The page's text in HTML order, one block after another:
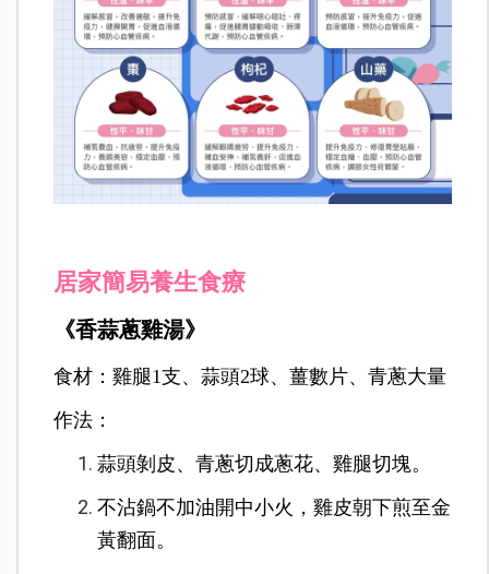
居家簡易養生食療
《香蒜蔥雞湯》
食材：雞腿1支、蒜頭2球、薑數片、青蔥大量
作法：
蒜頭剝皮、青蔥切成蔥花、雞腿切塊。
不沾鍋不加油開中小火，雞皮朝下煎至金
黃翻面。